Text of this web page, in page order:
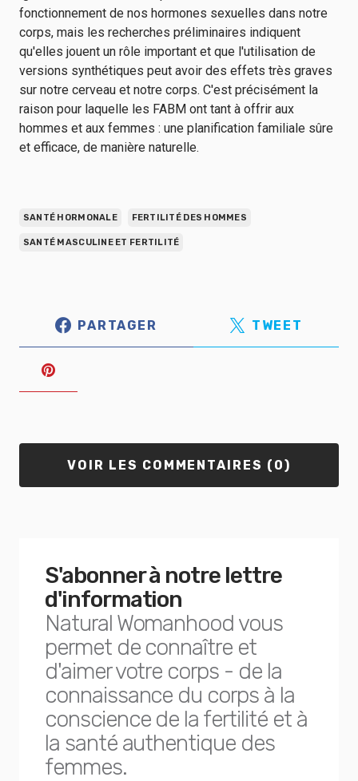
fonctionnement de nos hormones sexuelles dans notre
corps, mais les recherches préliminaires indiquent
qu'elles jouent un rôle important et que l'utilisation de
versions synthétiques peut avoir des effets très graves
sur notre cerveau et notre corps. C'est précisément la
raison pour laquelle les FABM ont tant à offrir aux
hommes et aux femmes : une planification familiale sûre
et efficace, de manière naturelle.
SANTÉ HORMONALE FERTILITÉ DES HOMMES
SANTÉ MASCULINE ET FERTILITÉ
PARTAGER TWEET
VOIR LES COMMENTAIRES (0)
S'abonner à notre lettre
d'information
Natural Womanhood vous
permet de connaître et
d'aimer votre corps - de la
connaissance du corps à la
conscience de la fertilité et à
la santé authentique des
femmes.